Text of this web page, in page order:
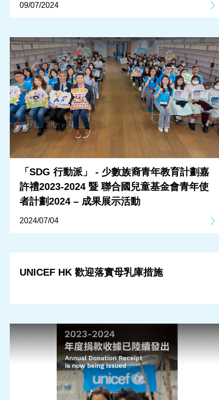
09/07/2024
「SDG 行動派」 - 少數族裔青年教育計劃嘉
許禮2023-2024 暨 聯合國兒童基金會青年使
者計劃2024 – 成果展示活動
2024/07/04
UNICEF HK 歡迎落實母乳庫措施